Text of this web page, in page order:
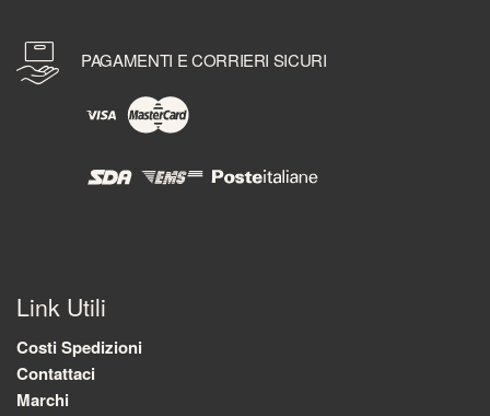
PAGAMENTI E CORRIERI SICURI
Link Utili
Costi Spedizioni
Contattaci
Marchi